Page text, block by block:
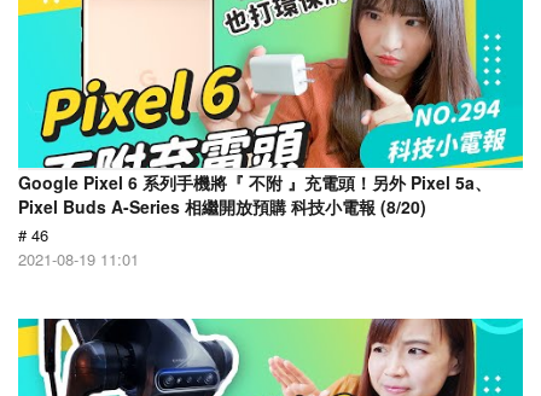
Google Pixel 6 系列手機將『 不附 』充電頭！另外 Pixel 5a、
Pixel Buds A-Series 相繼開放預購 科技小電報 (8/20)
# 46
2021-08-19 11:01